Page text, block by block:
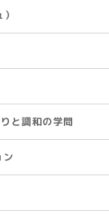
と調和の学問